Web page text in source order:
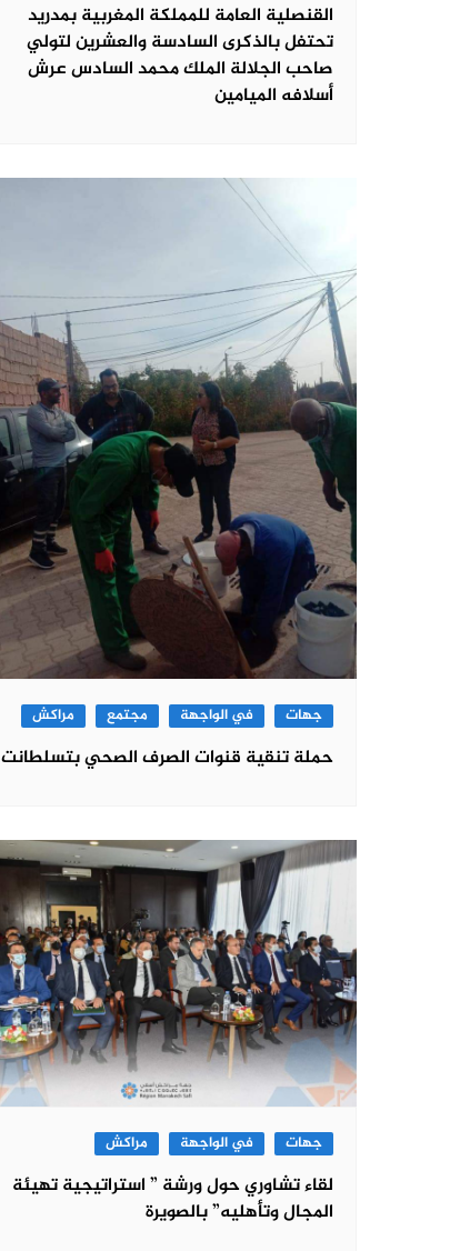
القنصلية العامة للمملكة المغربية بمدريد
تحتفل بالذكرى السادسة والعشرين لتولي
صاحب الجلالة الملك محمد السادس عرش
أسلافه الميامين
جهات في الواجهة مجتمع مراكش
حملة تنقية قنوات الصرف الصحي بتسلطانت
جهات في الواجهة مراكش
لقاء تشاوري حول ورشة ” استراتيجية تهيئة
المجال وتأهليه” بالصويرة